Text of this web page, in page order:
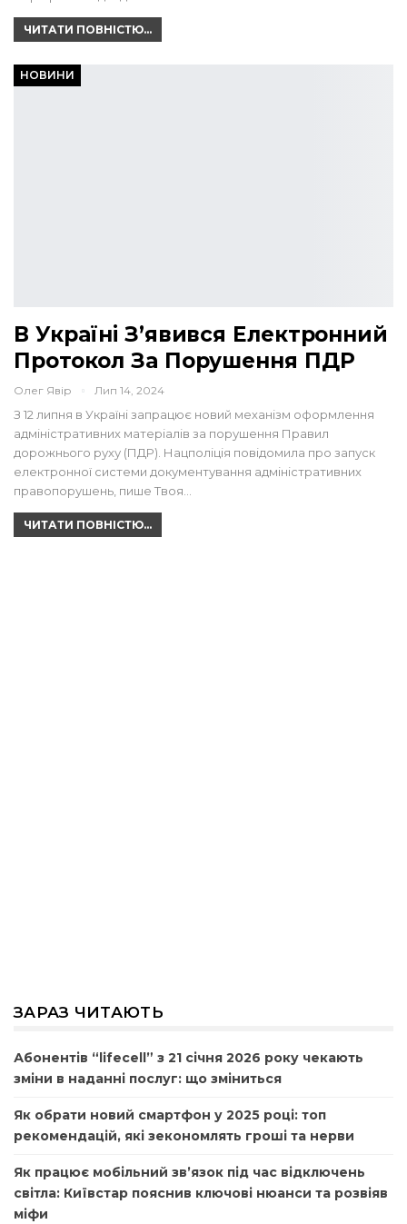
ЧИТАТИ ПОВНІСТЮ...
НОВИНИ
В Україні З’явився Електронний
Протокол За Порушення ПДР
Олег Явір Лип 14, 2024
З 12 липня в Україні запрацює новий механізм оформлення
адміністративних матеріалів за порушення Правил
дорожнього руху (ПДР). Нацполіція повідомила про запуск
електронної системи документування адміністративних
правопорушень, пише Твоя…
ЧИТАТИ ПОВНІСТЮ...
ЗАРАЗ ЧИТАЮТЬ
Абонентів “lifecell” з 21 січня 2026 року чекають
зміни в наданні послуг: що зміниться
Як обрати новий смартфон у 2025 році: топ
рекомендацій, які зекономлять гроші та нерви
Як працює мобільний зв’язок під час відключень
світла: Київстар пояснив ключові нюанси та розвіяв
міфи